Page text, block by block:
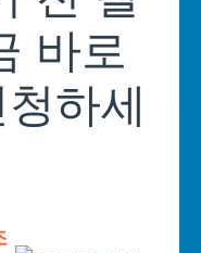
바로
하세